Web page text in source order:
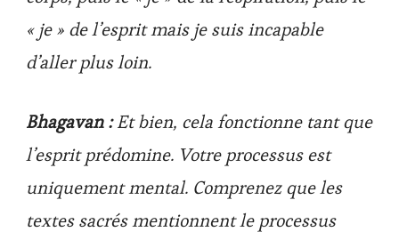
« je » de l’esprit mais je suis incapable
d’aller plus loin.
Bhagavan :Et bien, cela fonctionne tant que
l’esprit prédomine. Votre processus est
uniquement mental. Comprenez que les
textes sacrés mentionnent le processus